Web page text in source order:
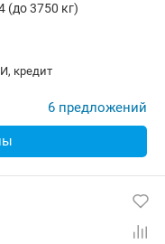
(до 3750 кг)
кредит
6 предложений